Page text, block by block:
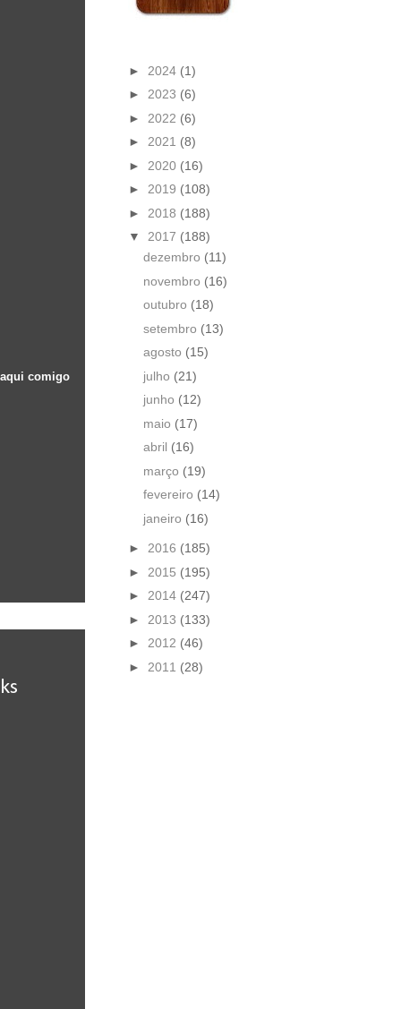
comigo
► 2024 (1)
► 2023 (6)
► 2022 (6)
► 2021 (8)
► 2020 (16)
► 2019 (108)
► 2018 (188)
▼ 2017 (188)
dezembro (11)
novembro (16)
outubro (18)
setembro (13)
agosto (15)
julho (21)
junho (12)
maio (17)
abril (16)
março (19)
fevereiro (14)
janeiro (16)
► 2016 (185)
► 2015 (195)
► 2014 (247)
► 2013 (133)
► 2012 (46)
► 2011 (28)